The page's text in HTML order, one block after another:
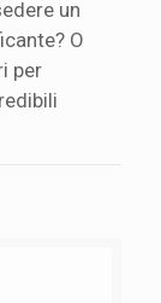
un
O
per